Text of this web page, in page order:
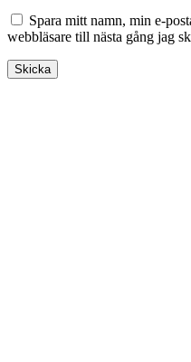
Spara mitt namn, min e-
webbläsare till nästa gång jag